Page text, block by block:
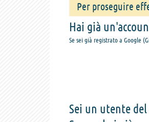
Per proseguire
Hai già
Se sei già registrato a Google
Sei un utente